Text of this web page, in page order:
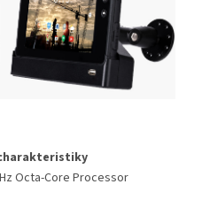
Octa-Core Processor